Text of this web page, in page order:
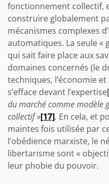
fonctionnement collectif,
construire globalement
mécanismes complexes
automatiques. La seule «
qui sait faire place aux
domaines concernés (le
techniques, l’économie
s’efface devant l’expertise
du marché comme modèle
collectif »[17]. En cela, et
maintes fois utilisée par
l’obédience marxiste, le
libertarisme sont «
leur phobie du pouvoir.